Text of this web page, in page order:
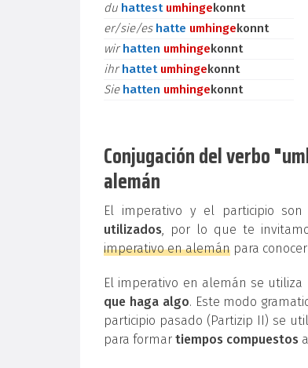
du hattest umhingekonnt
er/sie/es hatte umhingekonnt
wirhatten umhingekonnt
ihrhattet umhingekonnt
Sie hatten umhingekonnt
Conjugación del verbo
alemán
El imperativo y el participio
utilizados, por lo que te
imperativo en alemán para
El imperativo en alemán se utiliza
que haga algo. Este modo
participio pasado (Partizip II) se
para formar tiempos compuestos